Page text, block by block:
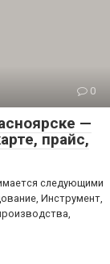
0
—
прайс,
следующими
Инструмент,